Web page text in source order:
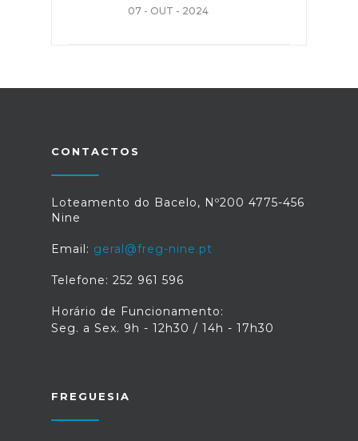
07 - OUT - 2024
CONTACTOS
Loteamento do Bacelo, Nº200 4775-456
Nine
Email: geral@freg-nine.pt
Telefone: 252 961 596
Horário de Funcionamento:
Seg. a Sex. 9h - 12h30 / 14h - 17h30
FREGUESIA